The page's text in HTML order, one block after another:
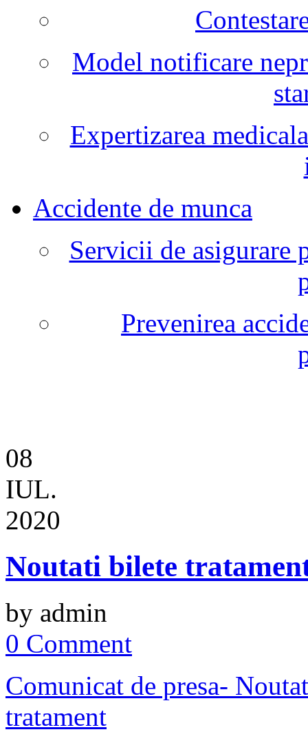
Model notificare
Expertizarea
Accidente de munca
Servicii de asigurare
Prevenirea
08
IUL.
2020
Noutati bilete
by admin
0 Comment
Comunicat de presa-
tratament